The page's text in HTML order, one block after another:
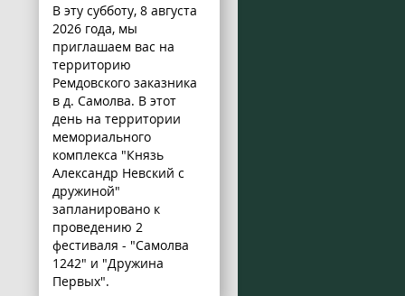
В эту субботу, 8 августа
2026 года, мы
приглашаем вас на
территорию
Ремдовского заказника
в д. Самолва. В этот
день на территории
мемориального
комплекса "Князь
Александр Невский с
дружиной"
запланировано к
проведению 2
фестиваля - "Самолва
1242" и "Дружина
Первых".